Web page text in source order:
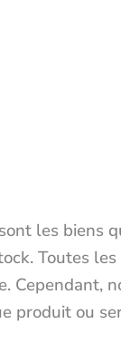
les biens
Toutes
Cependant,
produit ou